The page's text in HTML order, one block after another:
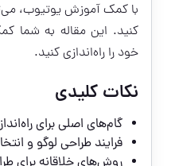
با کمک آموزش یوتیوب،
کنید. این مقاله به شما
خود را راه‌اندازی کنید.
نکات کلیدی
گام‌های اصلی برای
فرایند طراحی لوگو و